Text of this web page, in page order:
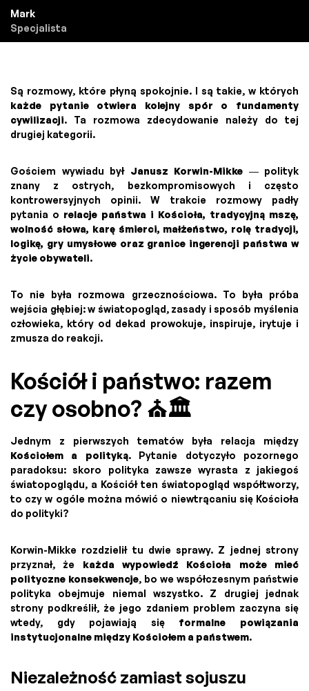
Mark
Specjalista
Są rozmowy, które płyną spokojnie. I są takie, w których
każde pytanie otwiera kolejny spór o fundamenty
cywilizacji. Ta rozmowa zdecydowanie należy do tej
drugiej kategorii.
Gościem wywiadu był Janusz Korwin-Mikke — polityk
znany z ostrych, bezkompromisowych i często
kontrowersyjnych opinii. W trakcie rozmowy padły
pytania o relacje państwa i Kościoła, tradycyjną mszę,
wolność słowa, karę śmierci, małżeństwo, rolę tradycji,
logikę, gry umysłowe oraz granice ingerencji państwa w
życie obywateli.
To nie była rozmowa grzecznościowa. To była próba
wejścia głębiej: w światopogląd, zasady i sposób myślenia
człowieka, który od dekad prowokuje, inspiruje, irytuje i
zmusza do reakcji.
Kościół i państwo: razem
czy osobno? ⛪🏛️
Jednym z pierwszych tematów była relacja między
Kościołem a polityką. Pytanie dotyczyło pozornego
paradoksu: skoro polityka zawsze wyrasta z jakiegoś
światopoglądu, a Kościół ten światopogląd współtworzy,
to czy w ogóle można mówić o niewtrącaniu się Kościoła
do polityki?
Korwin-Mikke rozdzielił tu dwie sprawy. Z jednej strony
przyznał, że każda wypowiedź Kościoła może mieć
polityczne konsekwencje, bo we współczesnym państwie
polityka obejmuje niemal wszystko. Z drugiej jednak
strony podkreślił, że jego zdaniem problem zaczyna się
wtedy, gdy pojawiają się formalne powiązania
instytucjonalne między Kościołem a państwem.
Niezależność zamiast sojuszu